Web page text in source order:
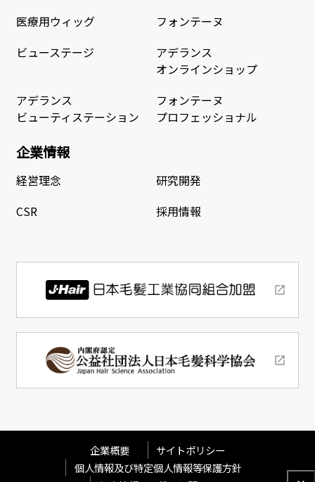
医療用ウィッグ
フォンテーヌ
ビューステージ
アデランス
オンラインショップ
アデランス
ビューティステーション
フォンテーヌ
プロフェッショナル
企業情報
経営理念
研究開発
CSR
採用情報
企業概要
サイトポリシー
個人情報及び特定個人情報等保護方針